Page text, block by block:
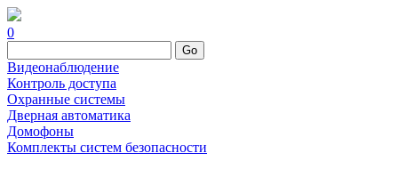
0
Go
Видеонаблюдение
Контроль доступа
Охранные системы
Дверная автоматика
Домофоны
Комплекты систем безопасности